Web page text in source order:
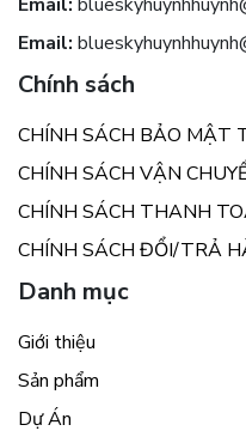
Email:
Chính sách
CHÍNH SÁCH BẢO MẬT
CHÍNH SÁCH VẬN
CHÍNH SÁCH THANH
CHÍNH SÁCH ĐỔI/TRẢ
Danh mục
Giới thiệu
Sản phẩm
Dự Án